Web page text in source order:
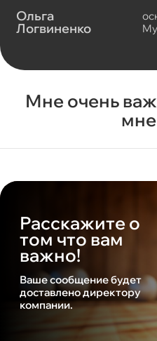
Ольга
Логвиненко
Мне очень
Расскажите о
том что вам
важно!
Ваше сообщение будет
доставлено директору
компании.